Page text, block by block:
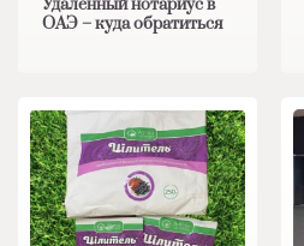
Удаленный нотариус в
ОАЭ – куда обратиться